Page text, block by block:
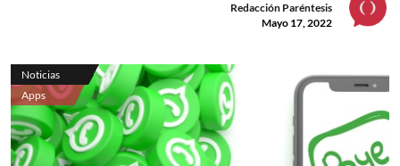
Redacción Paréntesis
Mayo 17, 2022
Noticias
Apps